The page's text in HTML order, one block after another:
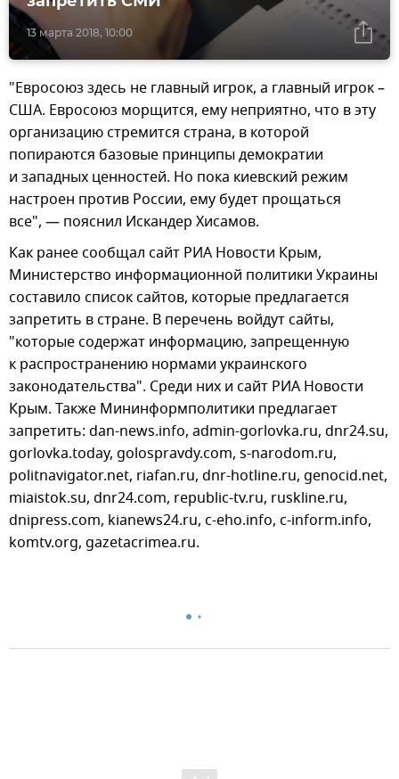
13 марта 2018, 10:00
"Евросоюз здесь не главный игрок, а главный игрок –
США. Евросоюз морщится, ему неприятно, что в эту
организацию стремится страна, в которой
попираются базовые принципы демократии
и западных ценностей. Но пока киевский режим
настроен против России, ему будет прощаться
все", — пояснил Искандер Хисамов.
Как ранее сообщал сайт РИА Новости Крым,
Министерство информационной политики Украины
составило список сайтов, которые предлагается
запретить в стране. В перечень войдут сайты,
"которые содержат информацию, запрещенную
к распространению нормами украинского
законодательства". Среди них и сайт РИА Новости
Крым. Также Мининформполитики предлагает
запретить: dan-news.info, admin-gorlovka.ru, dnr24.su,
gorlovka.today, golospravdy.com, s-narodom.ru,
politnavigator.net, riafan.ru, dnr-hotline.ru, genocid.net,
miaistok.su, dnr24.com, republic-tv.ru, ruskline.ru,
dnipress.com, kianews24.ru, c-eho.info, c-inform.info,
komtv.org, gazetacrimea.ru.